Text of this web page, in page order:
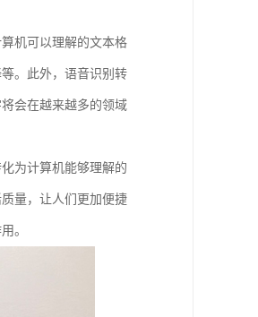
机可以理解的文本格
。此外，语音识别转
会在越来越多的领域
为计算机能够理解的
量，让人们更加便捷
。